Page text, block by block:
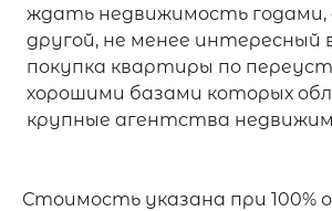
ждать недвижимость годами,
другой, не менее интересный
покупка квартиры по
хорошими базами которых
крупные агентства
Стоимость указана при 100%